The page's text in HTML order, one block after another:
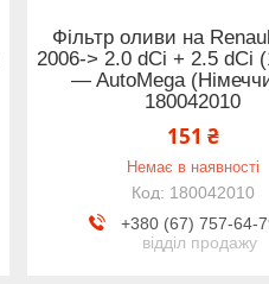
Фільтр оливи на
2006-> 2.0 dCi + 2.5 dCi
— AutoMega
180042010
151 ₴
Немає в наявності
180042010
+380 (67) 757-64-
відділ продажу